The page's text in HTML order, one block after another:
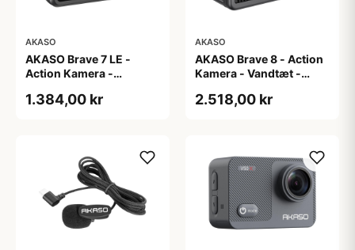
AKASO
AKASO Brave 7 LE -
Action Kamera -
Wandtæt
1.384,00 kr
AKASO
AKASO Brave 8 - Action
Kamera - Vandtæt -
Pixel
2.518,00 kr